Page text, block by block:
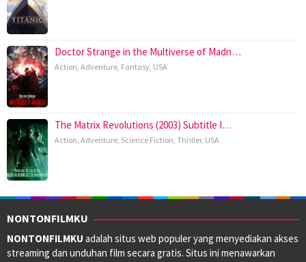
Doctor Strange in the Multiverse of Madn…
Action, Adventure, Fantasy, USA
The Matrix Revolutions (2003) Subtitle I…
Action, Adventure, Science Fiction, Thriller, USA
NONTONFILMKU
NONTONFILMKU adalah situs web populer yang menyediakan akses
streaming dan unduhan film secara gratis. Situs ini menawarkan